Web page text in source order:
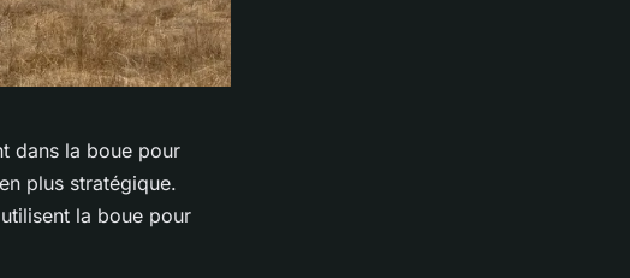
dans la boue pour
plus stratégique.
la boue pour